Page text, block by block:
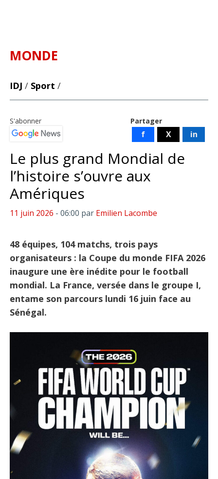
MONDE
IDJ / Sport /
Partager
f X in
S'abonner
Le plus grand Mondial de
l’histoire s’ouvre aux
Amériques
11 juin 2026 - 06:00 par Emilien Lacombe
48 équipes, 104 matchs, trois pays
organisateurs : la Coupe du monde FIFA 2026
inaugure une ère inédite pour le football
mondial. La France, versée dans le groupe I,
entame son parcours lundi 16 juin face au
Sénégal.